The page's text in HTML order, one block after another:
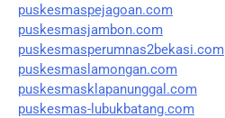
puskesmaspejagoan.com
puskesmasjambon.com
puskesmasperumnas2bekasi.com
puskesmaslamongan.com
puskesmasklapanunggal.com
puskesmas-lubukbatang.com